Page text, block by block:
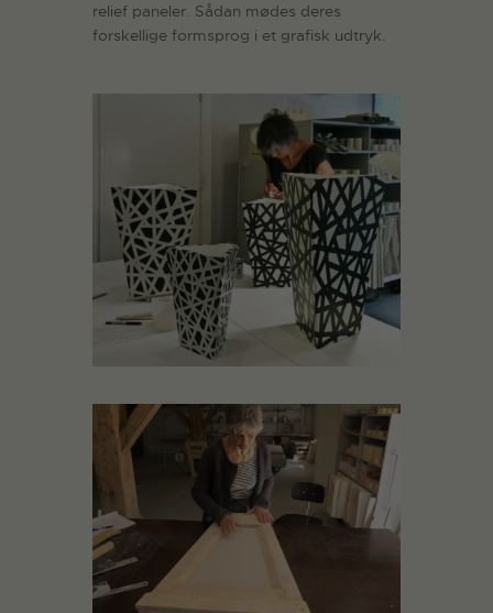
relief paneler. Sådan mødes deres
forskellige formsprog i et grafisk udtryk.